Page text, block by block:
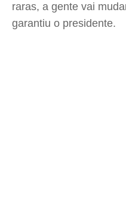
raras, a gente vai
garantiu o presidente.